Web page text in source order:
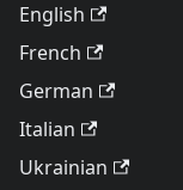
English
French
German
Italian
Ukrainian